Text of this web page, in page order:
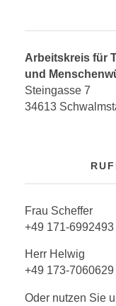
Arbeitskreis für
und
Steingasse 7
34613
Frau Scheffer
+49 171-6992493
Herr Helwig
+49 173-7060629
Oder nutzen Sie